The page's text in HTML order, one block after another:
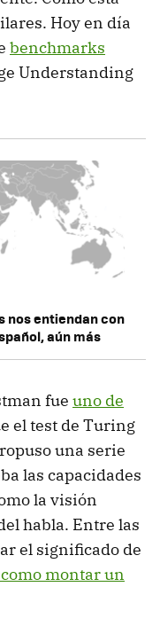
Hoy en día
benchmarks
Understanding
nos entiendan con
aún más
fue uno de
el test de Turing
una serie
las capacidades
la visión
habla. Entre las
el significado de
montar un